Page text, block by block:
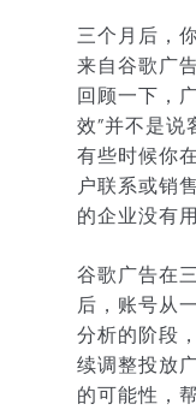
三个月后，
来自谷歌广
回顾一下，
效”并不是说
有些时候你
户联系或销
的企业没有用
谷歌广告在
后，账号从
分析的阶段
续调整投放
的可能性，